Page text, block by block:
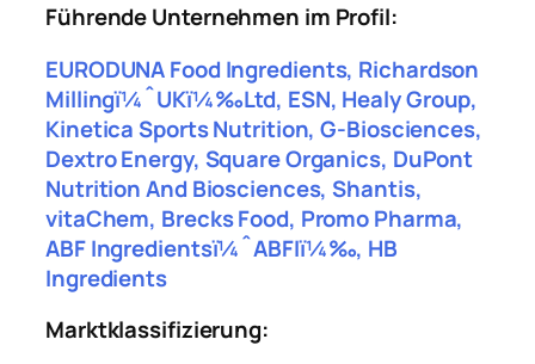
Führende Unternehmen im Profil:
EURODUNA Food Ingredients, Richardson
Millingï¼ˆUKï¼‰Ltd, ESN, Healy Group,
Kinetica Sports Nutrition, G-Biosciences,
Dextro Energy, Square Organics, DuPont
Nutrition And Biosciences, Shantis,
vitaChem, Brecks Food, Promo Pharma,
ABF Ingredientsï¼ˆABFIï¼‰, HB
Ingredients
Marktklassifizierung: